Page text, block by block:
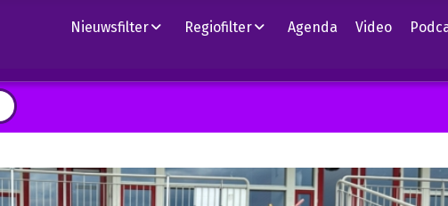
Nieuwsfilter Regiofilter Agenda Video